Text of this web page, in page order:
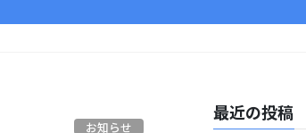
お知らせ
最近の投稿